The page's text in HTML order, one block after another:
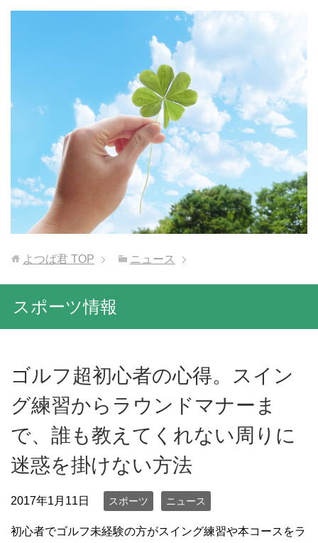
よつば君 TOP ニュース
スポーツ情報
ゴルフ超初心者の心得。スイン
グ練習からラウンドマナーま
で、誰も教えてくれない周りに
迷惑を掛けない方法
2017年1月11日 スポーツ ニュース
初心者でゴルフ未経験の方がスイング練習や本コースをラ